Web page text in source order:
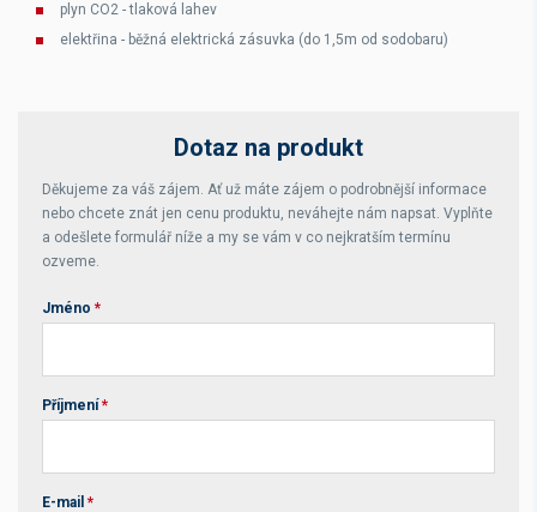
plyn CO2 - tlaková lahev
elektřina - běžná elektrická zásuvka (do 1,5m od sodobaru)
Dotaz na produkt
Děkujeme za váš zájem. Ať už máte zájem o podrobnější informace
nebo chcete znát jen cenu produktu, neváhejte nám napsat. Vyplňte
a odešlete formulář níže a my se vám v co nejkratším termínu
ozveme.
Jméno *
Příjmení *
E-mail *